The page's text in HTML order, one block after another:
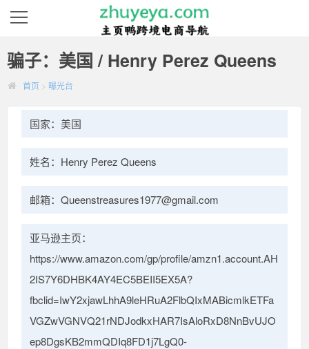
骗子：美国 / Henry Perez Queens
首页 > 曝光台
国家：美国
姓名：Henry Perez Queens
邮箱：Queenstreasures1977@gmail.com
亚马逊主页：
https://www.amazon.com/gp/profile/amzn1.account.AH
2IS7Y6DHBK4AY4EC5BEII5EX5A?
fbclid=IwY2xjawLhhA9leHRuA2FlbQIxMABicmlkETFa
VGZwVGNVQ21rNDJodkxHAR7IsAloRxD8NnBvUJO
ep8DgsKB2mmQDIq8FD1j7LgQ0-